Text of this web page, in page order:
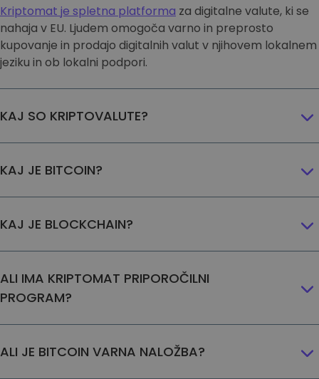
Inteligentni portfelji
Pameten način vlaganja v kriptovalute
Kriptomat denarnica
Varna in enostavna kripto denarnica
KriptoEarn
Varčujte kriptovalute za svojo prihodnost
Ponavljajoči nakup
Ažurne informacije o cenah vaših najljubših žetonov
Odkrijte naložbene priložnosti
Analitika portfelja
Kriptomat je spletna platforma za digitalne valute, ki se
nahaja v EU. Ljudem omogoča varno in preprosto
kupovanje in prodajo digitalnih valut v njihovem lokalnem
jeziku in ob lokalni podpori.
KAJ SO KRIPTOVALUTE?
KAJ JE BITCOIN?
KAJ JE BLOCKCHAIN?
ALI IMA KRIPTOMAT PRIPOROČILNI
PROGRAM?
ALI JE BITCOIN VARNA NALOŽBA?